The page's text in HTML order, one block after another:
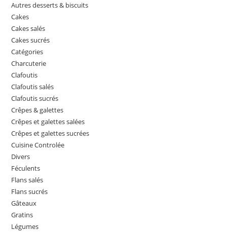
Autres desserts & biscuits
Cakes
Cakes salés
Cakes sucrés
Catégories
Charcuterie
Clafoutis
Clafoutis salés
Clafoutis sucrés
Crêpes & galettes
Crêpes et galettes salées
Crêpes et galettes sucrées
Cuisine Controlée
Divers
Féculents
Flans salés
Flans sucrés
Gâteaux
Gratins
Légumes